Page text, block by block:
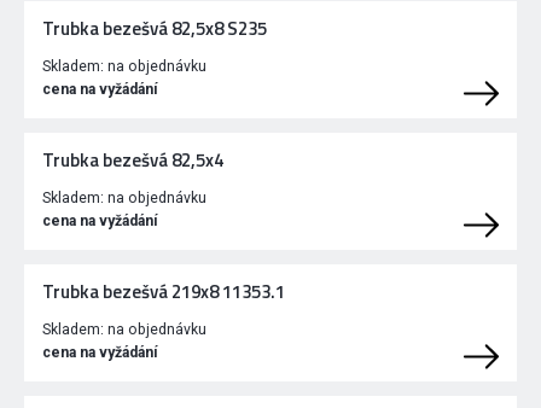
Trubka bezešvá 82,5x8 S235
Skladem: na objednávku
cena na vyžádání
Trubka bezešvá 82,5x4
Skladem: na objednávku
cena na vyžádání
Trubka bezešvá 219x8 11353.1
Skladem: na objednávku
cena na vyžádání